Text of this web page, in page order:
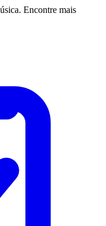
Encontre mais